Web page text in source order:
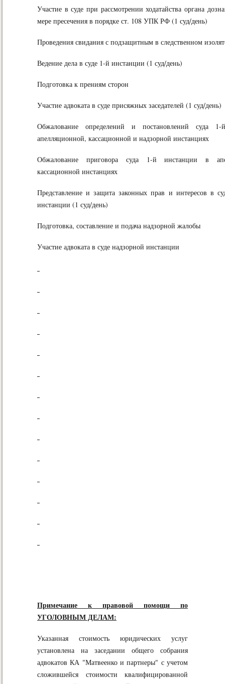
Участие в суде при рассмотрении ходатайства органа
мере пресечения в порядке ст. 108 УПК РФ (1 суд/день)
Проведения свидания с подзащитным в следственном
Ведение дела в суде 1-й инстанции (1 суд/день)
Подготовка к прениям сторон
Участие адвоката в суде присяжных заседателей (1 суд/день)
Обжалование определений и постановлений суда
апелляционной, кассационной и надзорной инстанциях
Обжалование приговора суда 1-й инстанции в
кассационной инстанциях
Представление и защита законных прав и интересов в
инстанции (1 суд/день)
Подготовка, составление и подача надзорной жалобы
Участие адвоката в суде надзорной инстанции
Примечание к правовой помощи по
УГОЛОВНЫМ ДЕЛАМ:
Указанная стоимость юридических услуг
установлена на заседании общего собрания
адвокатов КА "Матвеенко и партнеры" с учетом
сложившейся стоимости квалифицированной